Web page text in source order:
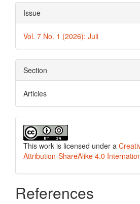
Issue
Vol. 7 No. 1 (2026): Juli
Section
Articles
This work is licensed under a
Attribution-ShareAlike 4.0
References